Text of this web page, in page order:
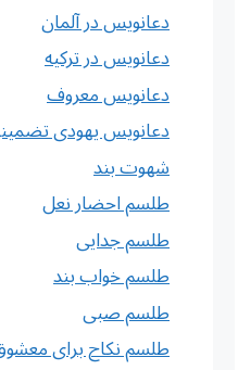
دعانویس در آلمان
دعانویس در ترکیه
دعانویس معروف
دعانویس یهودی
شهوت بند
طلسم احضار نعل
طلسم جدایی
طلسم خواب بند
طلسم صبی
طلسم نکاح برای